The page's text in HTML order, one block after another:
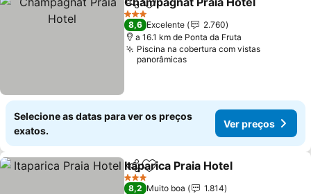
PartilharAdicionar aos favoritos
3 Estrelas
8,6 Excelente
2.760
a 16.1 km de Ponta da Fruta
Piscina na cobertura com vistas
panorâmicas
Selecione as datas para ver os preços
exatos.
Ver preços
PartilharAdicionar aos favoritos
Itaparica Praia Hotel
3 Estrelas
8,2 Muito boa
1.814